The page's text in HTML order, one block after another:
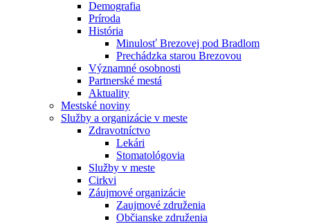
Demografia
Príroda
História
Minulosť Brezovej pod Bradlom
Prechádzka starou Brezovou
Významné osobnosti
Partnerské mestá
Aktuality
Mestské noviny
Služby a organizácie v meste
Zdravotníctvo
Lekári
Stomatológovia
Služby v meste
Cirkvi
Záujmové organizácie
Zaujmové združenia
Občianske združenia